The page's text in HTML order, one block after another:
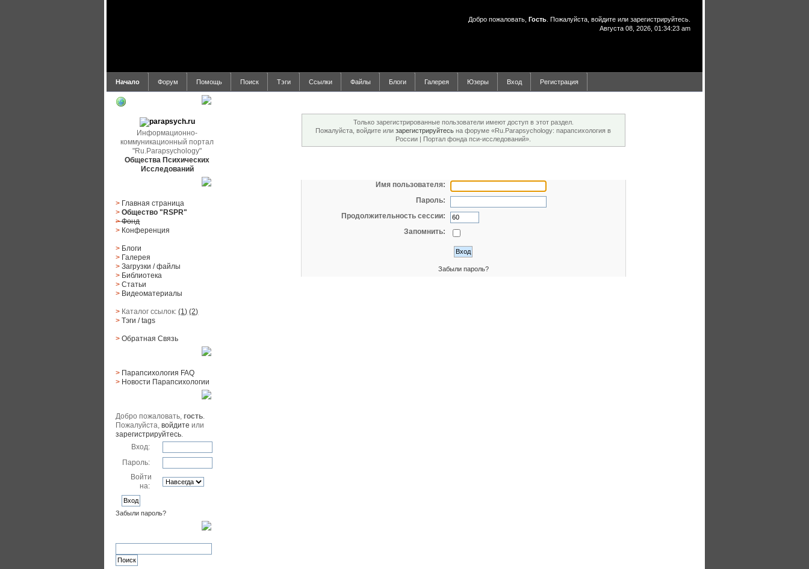
Добро пожаловать, Гость . Пожалуйста, войдите или зарегистрируйтесь
Августа 08, 2026, 01:34:23 am
Начало Форум Помощь Поиск Тэги Ссылки Файлы Блоги Галерея Юзеры Вход Регистрация
Информационно-
коммуникационный портал
"Ru.Parapsychology"
Общества Психических
Исследований
> Главная страница
> Общество "RSPR"
> Фонд
> Конференция
> Блоги
> Галерея
> Загрузки/файлы
> Библиотека
> Статьи
> Видеоматериалы
> Каталог ссылок:(1) (2)
> Тэги/ tags
> Обратная Cвязь
> Парапсихология FAQ
> Новости Парапсихологии
Добро пожаловать,гость.
Пожалуйста,войдите или
зарегистрируйтесь.
Вход:
Пароль:
Войти
на:
Забыли пароль?
Только зарегистрированные пользователи имеют доступ в этот раздел.
Пожалуйста, войдите или зарегистрируйтесь на форуме «Ru.Parapsychology: парапсихология в
России | Портал фонда пси-исследований».
Имя пользователя:
Пароль:
Продолжительность сессии:
Запомнить:
Забыли пароль?